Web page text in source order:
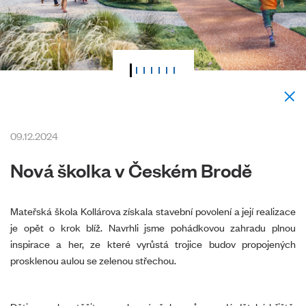
09.12.2024
Nová školka v Českém Brodě
Mateřská škola Kollárova získala stavební povolení a její realizace
je opět o krok blíž. Navrhli jsme pohádkovou zahradu plnou
inspirace a her, ze které vyrůstá trojice budov propojených
prosklenou aulou se zelenou střechou.